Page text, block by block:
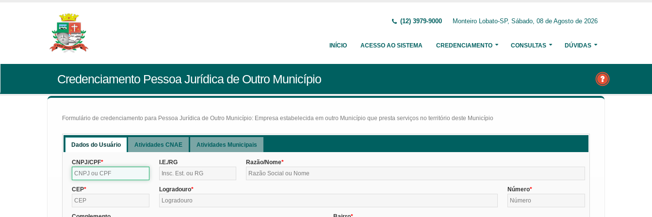
(12) 3979-9000 Monteiro Lobato-SP, Sábado, 08 de Agosto de 2026
INÍCIO ACESSO AO SISTEMA CREDENCIAMENTO CONSULTAS DÚVIDAS
Credenciamento Pessoa Jurídica de Outro Município
Formulário de credenciamento para Pessoa Jurídica de Outro Município: Empresa estabelecida em outro Município que presta serviços no território deste Município
Dados do Usuário Atividades CNAE Atividades Municipais
CNPJ/CPF I.E./RG Razão/Nome
CEP Logradouro Número